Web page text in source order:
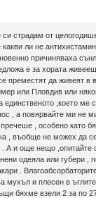
страдам от
ли не
причиняваха
е за хората
преместят да живеят в
или Пловдив или
единственото ,което ме
, а повярвайте ми не
, особено като
, въобще не можех да
. А и още нещо ,опитайте
одеяла или губери ,
.
мухъл и плесен в
бяхме взели 2 за по